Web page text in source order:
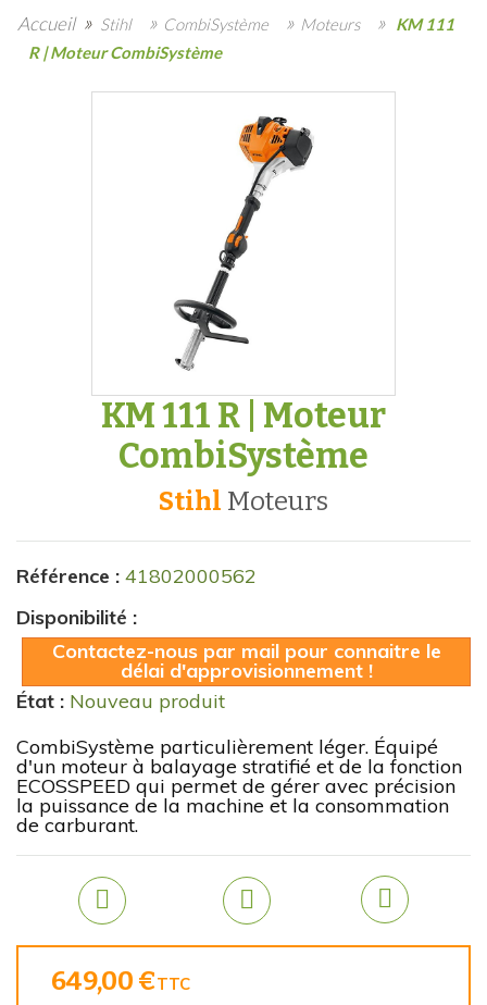
Accueil » Stihl » CombiSystème » Moteurs » KM 111
R | Moteur CombiSystème
KM 111 R | Moteur
CombiSystème
Stihl moteurs
Référence : 41802000562
Disponibilité :
Contactez-nous par mail pour connaitre le
délai d'approvisionnement !
État : Nouveau produit
CombiSystème particulièrement léger. Équipé
d'un moteur à balayage stratifié et de la fonction
ECOSSPEED qui permet de gérer avec précision
la puissance de la machine et la consommation
de carburant.
649,00 €TTC